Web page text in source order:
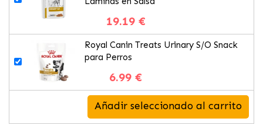
19.19 €
Royal Canin Treats Urinary S/O Snack
para Perros
6.99 €
Añadir seleccionado al carrito